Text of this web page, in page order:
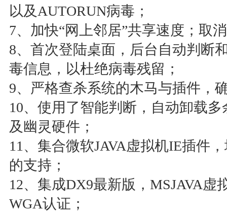
以及AUTORUN病毒；
7、加快“网上邻居”共享速度；取
8、首次登陆桌面，后台自动判断
毒信息，以杜绝病毒残留；
9、严格查杀系统的木马与插件，
10、使用了智能判断，自动卸载
及幽灵硬件；
11、集合微软JAVA虚拟机IE插件
的支持；
12、集成DX9最新版，MSJAVA虚
WGA认证；